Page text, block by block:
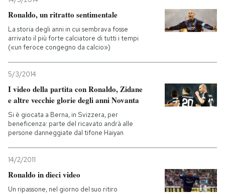
Ronaldo, un ritratto sentimentale
La storia degli anni in cui sembrava fosse
arrivato il più forte calciatore di tutti i tempi
(«un feroce congegno da calcio»)
5/3/2014
I video della partita con Ronaldo, Zidane
e altre vecchie glorie degli anni Novanta
Si è giocata a Berna, in Svizzera, per
beneficenza: parte del ricavato andrà alle
persone danneggiate dal tifone Haiyan
14/2/2011
Ronaldo in dieci video
Un ripassone, nel giorno del suo ritiro